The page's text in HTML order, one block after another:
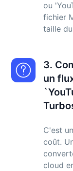
ou
fichier
taille
3.
un
C'est
coût.
cloud